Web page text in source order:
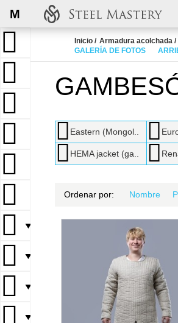
M
▼
▼
▼
▼
Inicio Armadura acolchada
GALERÍA DE FOTOS
Eastern (Mongol..
HEMA jacket (ga..
Ordenar por: Nombre